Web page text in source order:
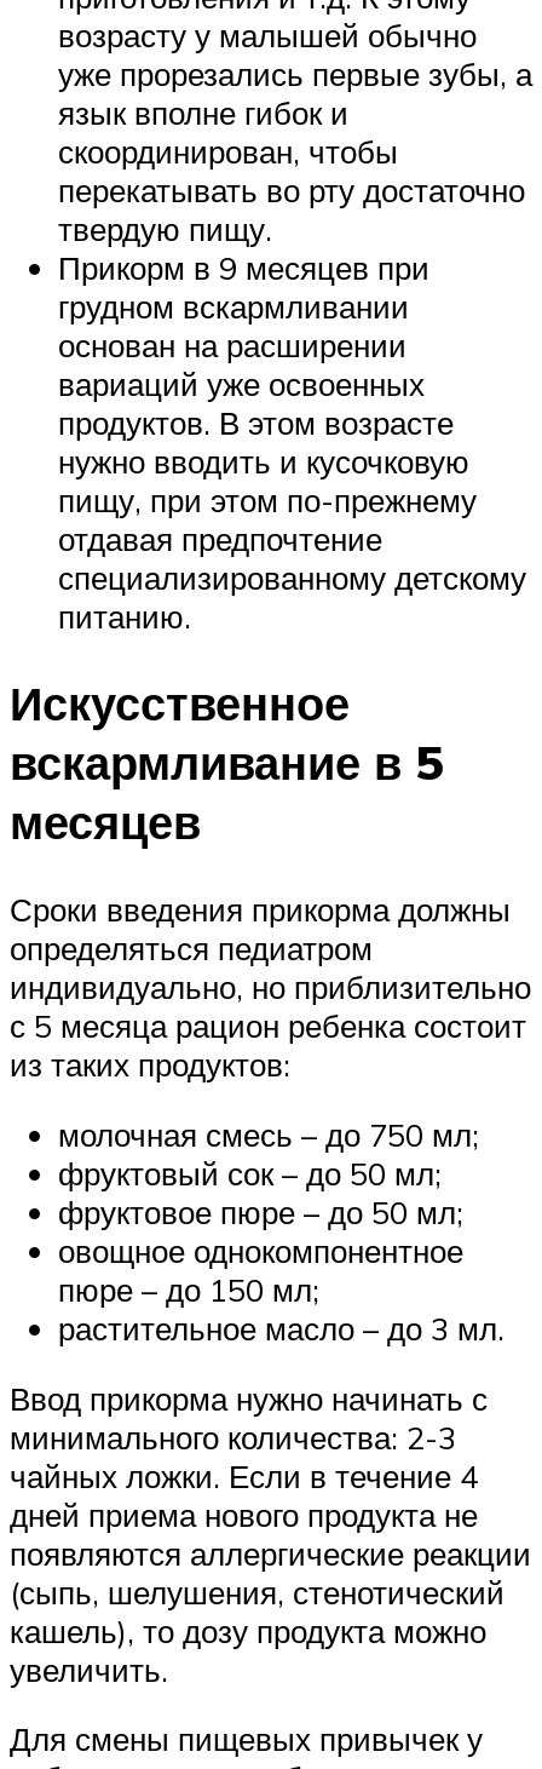
возрасту у малышей обычно
уже прорезались первые зубы, а
язык вполне гибок и
скоординирован, чтобы
перекатывать во рту достаточно
твердую пищу.
Прикорм в 9 месяцев при
грудном вскармливании
основан на расширении
вариаций уже освоенных
продуктов. В этом возрасте
нужно вводить и кусочковую
пищу, при этом по-прежнему
отдавая предпочтение
специализированному детскому
питанию.
Искусственное
вскармливание в 5
месяцев
Сроки введения прикорма должны
определяться педиатром
индивидуально, но приблизительно
с 5 месяца рацион ребенка состоит
из таких продуктов:
молочная смесь – до 750 мл;
фруктовый сок – до 50 мл;
фруктовое пюре – до 50 мл;
овощное однокомпонентное
пюре – до 150 мл;
растительное масло – до 3 мл.
Ввод прикорма нужно начинать с
минимального количества: 2-3
чайных ложки. Если в течение 4
дней приема нового продукта не
появляются аллергические реакции
(сыпь, шелушения, стенотический
кашель), то дозу продукта можно
увеличить.
Для смены пищевых привычек у